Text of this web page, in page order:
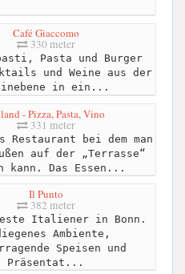
Café Giaccomo
330 meter
Pasta und Burger
und Weine aus der
in ein...
- Pizza, Pasta, Vino
331 meter
Restaurant bei dem man
auf der „Terrasse“
kann. Das Essen...
Il Punto
382 meter
Italiener in Bonn.
Ambiente,
Speisen und
Präsentat...